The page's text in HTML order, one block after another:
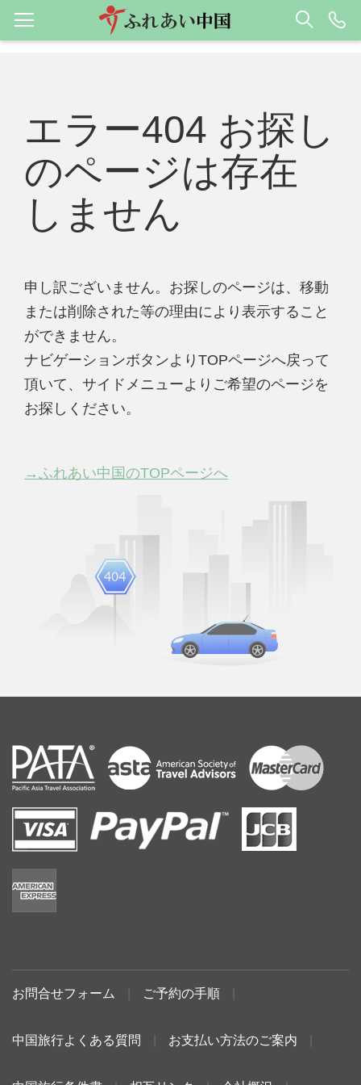
エラー404 お探し
のページは存在
しません
申し訳ございません。お探しのページは、移動
または削除された等の理由により表示すること
ができません。
ナビゲーションボタンよりTOPページへ戻って
頂いて、サイドメニューよりご希望のページを
お探しください。
→ふれあい中国のTOPページへ
お問合せフォーム ご予約の手順
中国旅行よくある質問 お支払い方法のご案内